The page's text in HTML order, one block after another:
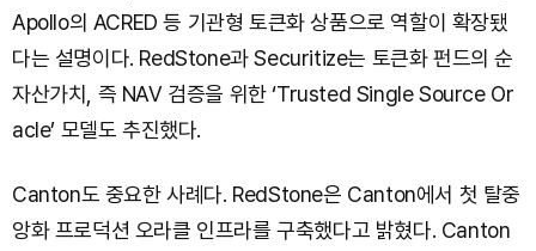
Apollo의 ACRED 등 기관형 토큰화 상품으로 역할이 확장됐
다는 설명이다. RedStone과 Securitize는 토큰화 펀드의 순
자산가치, 즉 NAV 검증을 위한 ‘Trusted Single Source Or
acle’ 모델도 추진했다.
Canton도 중요한 사례다. RedStone은 Canton에서 첫 탈중
앙화 프로덕션 오라클 인프라를 구축했다고 밝혔다. Canton